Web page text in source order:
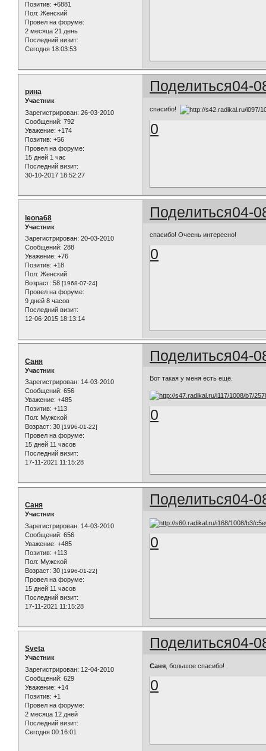
Позитив: +6881
Пол: Женский
Провел на форуме:
2 месяца 21 день
Последний визит:
Сегодня 18:03:53
Поделиться04-
рина
Участник
Зарегистрирован: 26-03-2010
Сообщений: 792
Уважение: +174
Позитив: +56
Провел на форуме:
15 дней 1 час
Последний визит:
30-10-2017 18:52:27
спасибо!
0
Поделиться04-
leona68
Участник
Зарегистрирован: 20-03-2010
Сообщений: 288
Уважение: +76
Позитив: +18
Пол: Женский
Возраст: 58 [1968-07-24]
Провел на форуме:
9 дней 8 часов
Последний визит:
12-06-2015 18:13:14
спасибо! Очеень интересно!
0
Поделиться04-
Саня
Участник
Зарегистрирован: 14-03-2010
Сообщений: 656
Уважение: +485
Позитив: +113
Пол: Мужской
Возраст: 30 [1996-01-22]
Провел на форуме:
15 дней 11 часов
Последний визит:
17-11-2021 11:15:28
Вот такая у меня есть ещё.
0
Поделиться04-
Саня
Участник
Зарегистрирован: 14-03-2010
Сообщений: 656
Уважение: +485
Позитив: +113
Пол: Мужской
Возраст: 30 [1996-01-22]
Провел на форуме:
15 дней 11 часов
Последний визит:
17-11-2021 11:15:28
0
Поделиться04-
Sveta
Участник
Зарегистрирован: 12-04-2010
Сообщений: 629
Уважение: +14
Позитив: +1
Провел на форуме:
2 месяца 12 дней
Последний визит:
Сегодня 00:16:01
Саня , большое спасибо!
0